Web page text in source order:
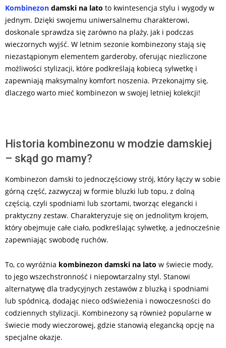
Kombinezon damski na lato to kwintesencja stylu i wygody w
jednym. Dzięki swojemu uniwersalnemu charakterowi,
doskonale sprawdza się zarówno na plaży, jak i podczas
wieczornych wyjść. W letnim sezonie kombinezony stają się
niezastąpionym elementem garderoby, oferując niezliczone
możliwości stylizacji, które podkreślają kobiecą sylwetkę i
zapewniają maksymalny komfort noszenia. Przekonajmy się,
dlaczego warto mieć kombinezon w swojej letniej kolekcji!
Historia kombinezonu w modzie damskiej
– skąd go mamy?
Kombinezon damski to jednoczęściowy strój, który łączy w sobie
górną część, zazwyczaj w formie bluzki lub topu, z dolną
częścią, czyli spodniami lub szortami, tworząc elegancki i
praktyczny zestaw. Charakteryzuje się on jednolitym krojem,
który obejmuje całe ciało, podkreślając sylwetkę, a jednocześnie
zapewniając swobodę ruchów.
To, co wyróżnia kombinezon damski na lato w świecie mody,
to jego wszechstronność i niepowtarzalny styl. Stanowi
alternatywę dla tradycyjnych zestawów z bluzką i spodniami
lub spódnicą, dodając nieco odświeżenia i nowoczesności do
codziennych stylizacji. Kombinezony są również popularne w
świecie mody wieczorowej, gdzie stanowią elegancką opcję na
specjalne okazje.